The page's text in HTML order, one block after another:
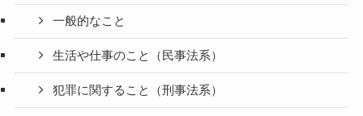
一般的なこと
生活や仕事のこと（民事法系）
犯罪に関すること（刑事法系）